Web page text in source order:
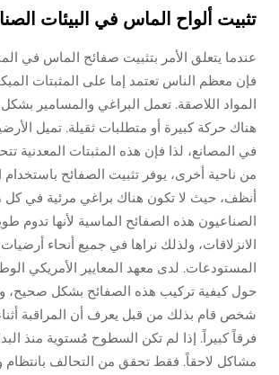
تثبيت ألواح الماس في البيئات
عندما يتعلق الأمر بتثبيت صفائح الماس في
فإن معظم الناس تعتمد إما على المثبتات
المواد اللاصقة. تعمل البراغي والمسامير
هناك حركة كبيرة أو متطلبات ثقيلة. تميل
في المصانع، لذا فإن هذه المثبتات المعدنية
من ناحية أخرى، يوفر تثبيت الصفائح باستخدام
أنظف، حيث لا تكون هناك براغي مرئية في كل
الصناعيون هذه الصفائح الماسية لأنها تدوم
الانزلاقات، ولذلك نراها في جميع أنحاء
المستودعات. لدى معهد المعايير الأمريكي
حول كيفية تركيب هذه الصفائح بشكل صحيح،
شخص قام بذلك من قبل يعرف أن المراقبة
فرقاً كبيراً. إذا لم تكن السطوح مُستوية منذ
مشاكل لاحقاً. فقط تحقق من التحالف بانتظام